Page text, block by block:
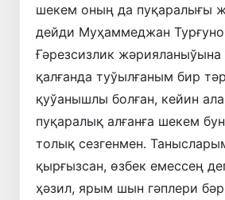
шекем оның да пуқаралығы
дейди Муҳаммеджан
Ғәрезсизлик жәрияланыўына
қалғанда туўылғаным бир
қуўанышлы болған, кейин
пуқаралық алғанға шекем
толық сезгенмен.
қырғызсан, өзбек емессең
ҳәзил, ярым шын гәплери